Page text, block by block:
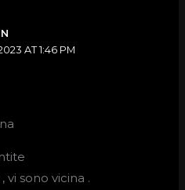
AT 1:46 PM
vi sono vicina .